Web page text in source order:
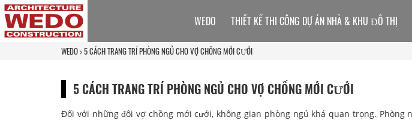
WEDO 5 CÁCH TRANG TRÍ PHÒNG NGỦ CHO VỢ CHỒNG MỚI CƯỚI
5 CÁCH TRANG TRÍ PHÒNG NGỦ CHO VỢ CHỒNG MỚI CƯỚI
Đối với những đôi vợ chồng mới cưới, không gian phòng ngủ khá quan trọng.
WEDO THIẾT KẾ THI CÔNG DỰ ÁN NHÀ & KHU ĐÔ THỊ